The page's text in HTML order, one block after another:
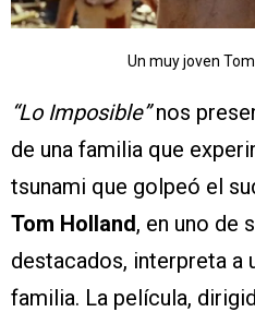
Un muy joven
“Lo Imposible”nos
de una familia que
tsunami que golpeó el
Tom Holland, en uno de
destacados, interpreta a
familia. La película,